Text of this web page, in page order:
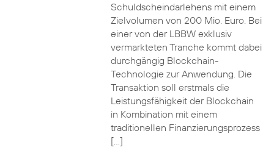
Schuldscheindarlehens mit einem
Zielvolumen von 200 Mio. Euro. Bei
einer von der LBBW exklusiv
vermarkteten Tranche kommt dabei
durchgängig Blockchain-
Technologie zur Anwendung. Die
Transaktion soll erstmals die
Leistungsfähigkeit der Blockchain
in Kombination mit einem
traditionellen Finanzierungsprozess
[…]